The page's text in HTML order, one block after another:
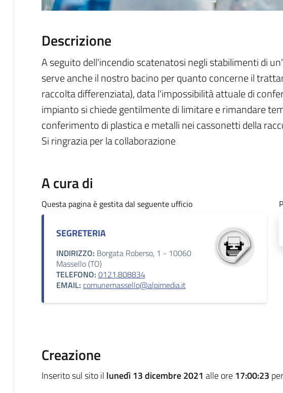
Descrizione
A seguito dell'incendio scatenatosi negli stabilimenti di
serve anche il nostro bacino per quanto concerne il
raccolta differenziata), data l'impossibilità attuale di
impianto si chiede gentilmente di limitare e rimandare
conferimento di plastica e metalli nei cassonetti della
Si ringrazia per la collaborazione
A cura di
Questa pagina è gestita dal seguente ufficio
SEGRETERIA
INDIRIZZO: Borgata Roberso, 1 - 10060
Massello (TO)
TELEFONO: 0121.808834
EMAIL: comunemassello@alpimedia.it
Creazione
Inserito sul sito il lunedì 13 dicembre 2021 alle ore17:00:23